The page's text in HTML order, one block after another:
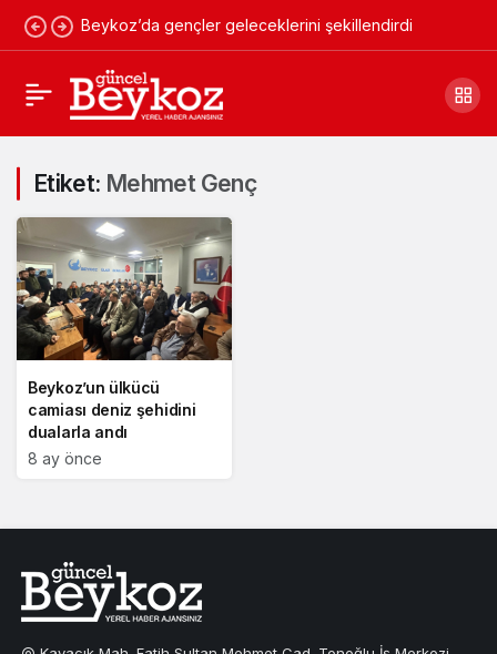
Beykoz’da gençler geleceklerini şekillendirdi
Etiket: Mehmet Genç
Beykoz’un ülkücü
camiası deniz şehidini
dualarla andı
8 ay önce